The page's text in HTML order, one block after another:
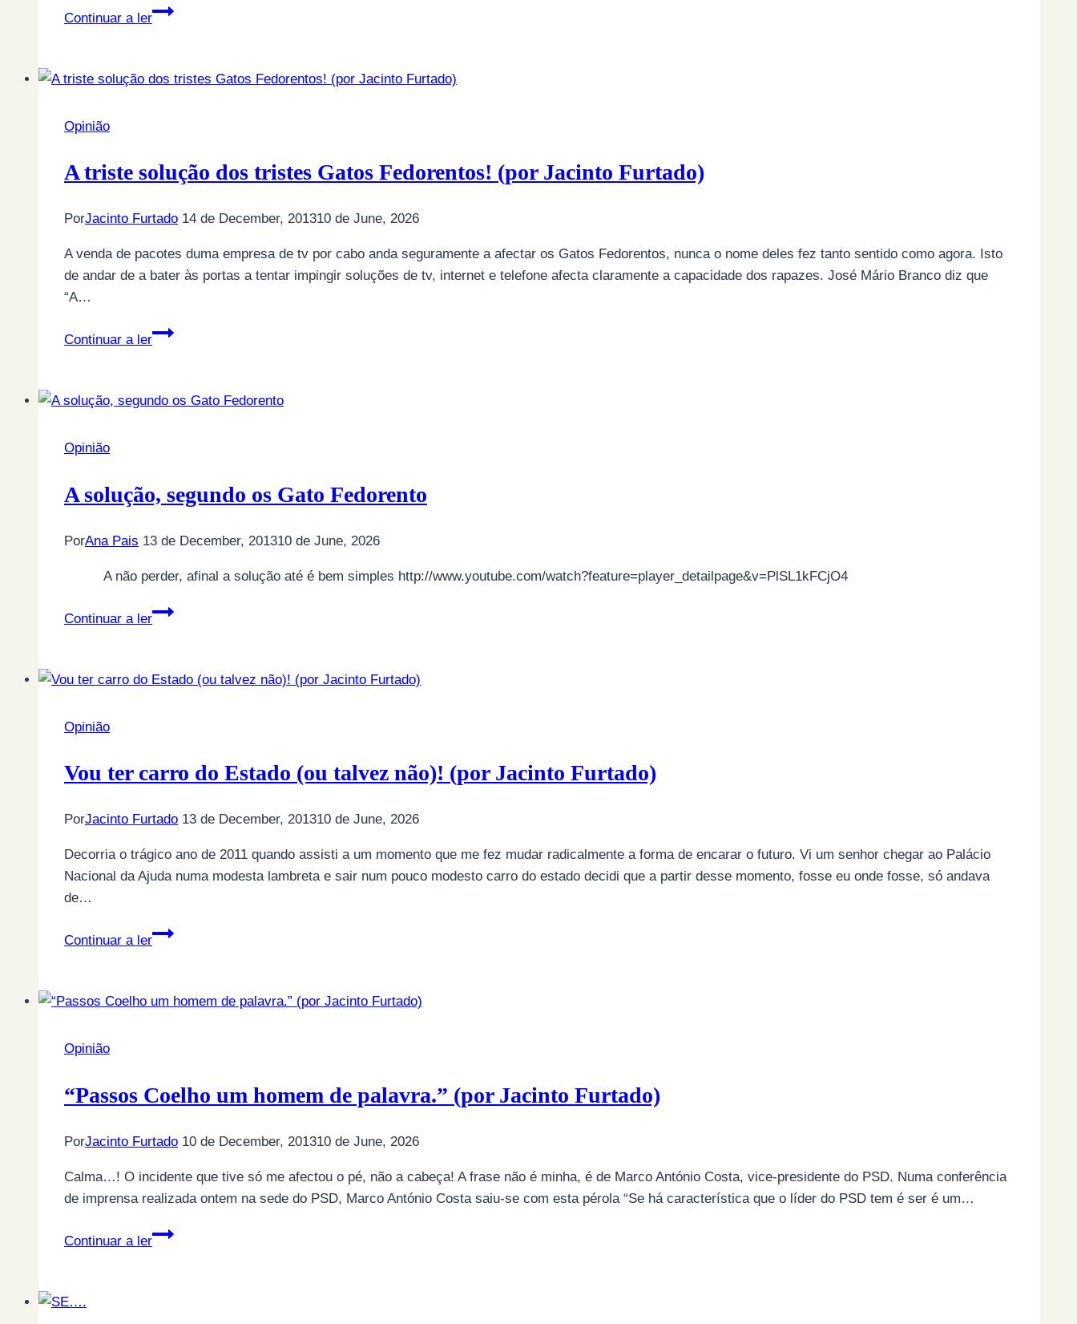
Continuar a ler
Grupo
lança
docentes
grevistas
Opinião
A triste solução dos tristes Gatos Fedorentos! (por Jacinto Furtado)
PorJacinto Furtado 14 de December, 201310 de June, 2026
A venda de pacotes duma empresa de tv por cabo anda seguramente a afectar os Gatos Fedorentos, nunca o nome deles fez tanto sentido como agora. Isto
de andar de a bater às portas a tentar impingir soluções de tv, internet e telefone afecta claramente a capacidade dos rapazes. José Mário Branco diz que
“A…
Continuar a ler
A
dos
Jacinto
Opinião
A solução, segundo os Gato Fedorento
PorAna Pais 13 de December, 201310 de June, 2026
A não perder, afinal a solução até é bem simples http://www.youtube.com/watch?feature=player_detailpage&v=PlSL1kFCjO4
Continuar a ler
A
os
Opinião
Vou ter carro do Estado (ou talvez não)! (por Jacinto Furtado)
PorJacinto Furtado 13 de December, 201310 de June, 2026
Decorria o trágico ano de 2011 quando assisti a um momento que me fez mudar radicalmente a forma de encarar o futuro. Vi um senhor chegar ao Palácio
Nacional da Ajuda numa modesta lambreta e sair num pouco modesto carro do estado decidi que a partir desse momento, fosse eu onde fosse, só andava
de…
Continuar a ler
Vou
do
não)!
(por
Furtado)
Opinião
“Passos Coelho um homem de palavra.” (por Jacinto Furtado)
PorJacinto Furtado 10 de December, 201310 de June, 2026
Calma…! O incidente que tive só me afectou o pé, não a cabeça! A frase não é minha, é de Marco António Costa, vice-presidente do PSD. Numa conferência
de imprensa realizada ontem na sede do PSD, Marco António Costa saiu-se com esta pérola “Se há característica que o líder do PSD tem é ser é um…
Continuar a ler
“Passos